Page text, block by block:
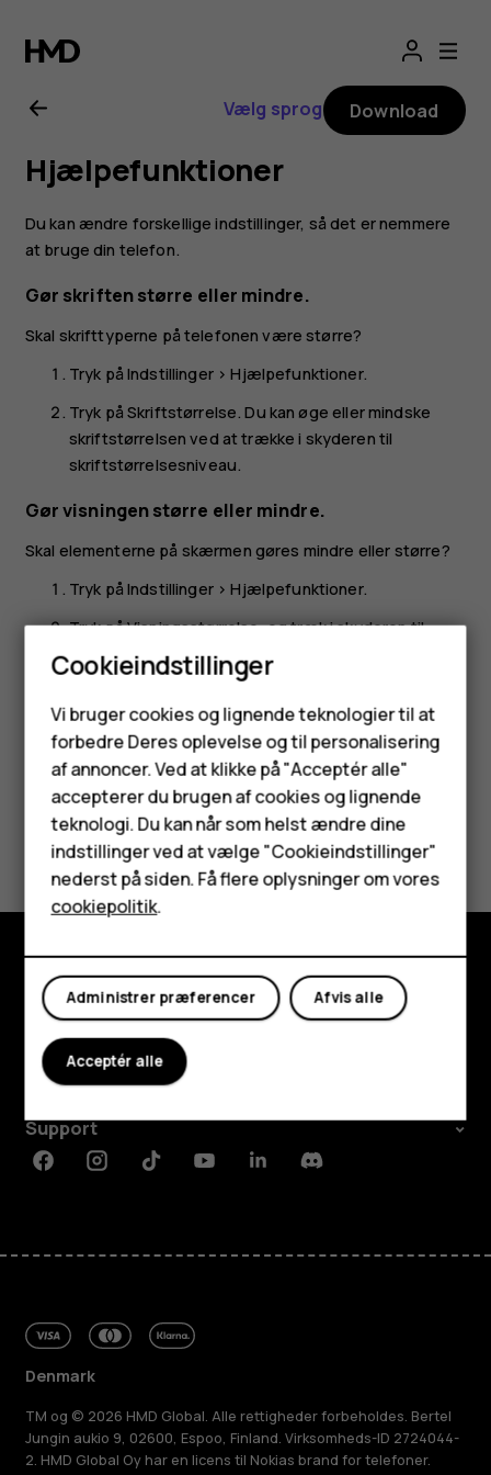
Brugervejledning
til
Nokia
3.2
Smartphones
Feature-telefoner
Tilbehør
HMD Terra M
Tablets
Min konto
Vælg sprog Download
Hjælpefunktioner
Du kan ændre forskellige indstillinger, så det er nemmere
at bruge din telefon.
Gør skriften større eller mindre.
Skal skrifttyperne på telefonen være større?
Tryk påIndstillinger>Hjælpefunktioner.
Tryk påSkriftstørrelse. Du kan øge eller mindske
skriftstørrelsen ved at trække i skyderen til
skriftstørrelsesniveau.
Gør visningen større eller mindre.
Skal elementerne på skærmen gøres mindre eller større?
Tryk påIndstillinger>Hjælpefunktioner.
Tryk påVisningsstørrelse, og træk i skyderen til
visningsstørrelsesniveau for at justere størrelsen
på visningen.
Synes du, dette var nyttigt?
Ja Nej
Udforsk
Om
Planet and people
Support
FacebookInstagramTiktokYoutubeLinkedinDiscord
Denmark
TM og © 2026 HMD Global. Alle rettigheder forbeholdes. Bertel
Jungin aukio 9, 02600, Espoo, Finland. Virksomheds-ID 2724044-
2. HMD Global Oy har en licens til Nokias brand for telefoner.
Cookieindstillinger
Vi bruger cookies og lignende teknologier til at
forbedre Deres oplevelse og til personalisering
af annoncer. Ved at klikke på "Acceptér alle"
accepterer du brugen af cookies og lignende
teknologi. Du kan når som helst ændre dine
indstillinger ved at vælge "Cookieindstillinger"
nederst på siden. Få flere oplysninger om vores
cookiepolitik.
Afvis alle
Administrer præferencer
Acceptér alle